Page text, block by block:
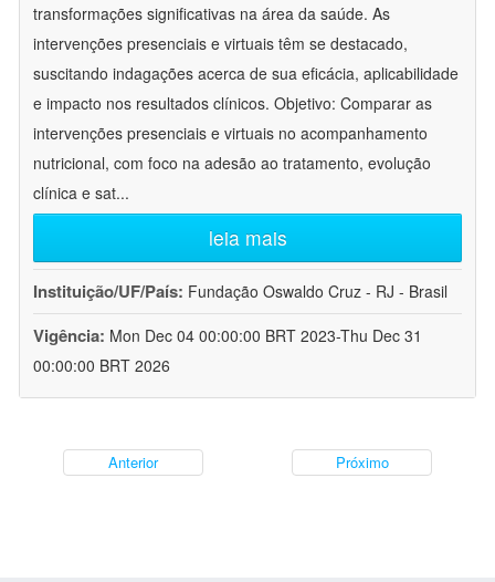
transformações significativas na área da saúde. As
intervenções presenciais e virtuais têm se destacado,
suscitando indagações acerca de sua eficácia, aplicabilidade
e impacto nos resultados clínicos. Objetivo: Comparar as
intervenções presenciais e virtuais no acompanhamento
nutricional, com foco na adesão ao tratamento, evolução
clínica e sat...
leia mais
Instituição/UF/País: Fundação Oswaldo Cruz - RJ - Brasil
Vigência: Mon Dec 04 00:00:00 BRT 2023-Thu Dec 31
00:00:00 BRT 2026
Anterior Próximo